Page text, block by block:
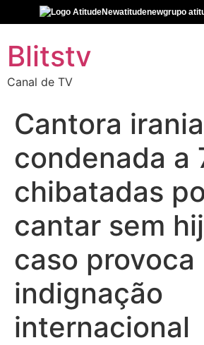
Blitstv
Canal de TV
Cantora
condenada a
chibatadas
cantar sem
caso provoca
indignação
internacional
atitudenewgrupo